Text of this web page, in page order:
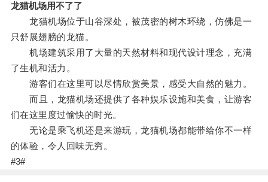
龙猫机场用不了了
龙猫机场位于山谷深处，被茂密的树木环绕，仿佛是一
只舒展翅膀的龙猫。
机场建筑采用了大量的天然材料和现代设计理念，充满
了生机和活力。
游客们在这里可以尽情欣赏美景，感受大自然的魅力。
而且，龙猫机场还提供了各种娱乐设施和美食，让游客
们在这里度过愉快的时光。
无论是乘飞机还是来游玩，龙猫机场都能带给你不一样
的体验，令人回味无穷。
#3#